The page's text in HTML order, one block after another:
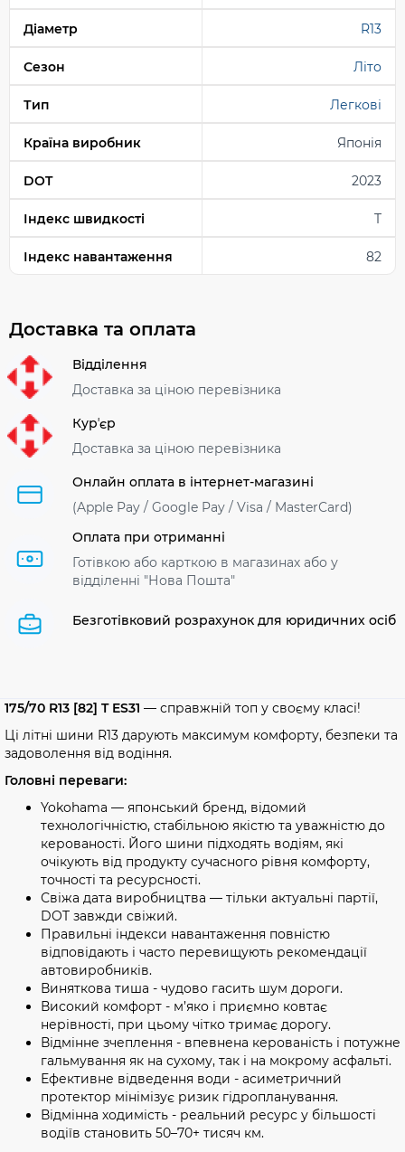
Діаметр R13
Сезон Літо
Тип Легкові
Країна виробник Японія
DOT 2023
Індекс швидкості T
Індекс навантаження 82
Доставка та оплата
Відділення
Доставка за ціною перевізника
Курʼєр
Доставка за ціною перевізника
Онлайн оплата в інтернет-магазині
(Apple Pay / Google Pay / Visa / MasterСard)
Оплата при отриманні
Готівкою або карткою в магазинах або у
відділенні "Нова Пошта"
Безготівковий розрахунок для юридичних осіб
175/70 R13 [82] T ES31 — справжній топ у своєму класі!
Ці літні шини R13 дарують максимум комфорту, безпеки та
задоволення від водіння.
Головні переваги:
Yokohama — японський бренд, відомий
технологічністю, стабільною якістю та уважністю до
керованості. Його шини підходять водіям, які
очікують від продукту сучасного рівня комфорту,
точності та ресурсності.
Свіжа дата виробництва — тільки актуальні партії,
DOT завжди свіжий.
Правильні індекси навантаження повністю
відповідають і часто перевищують рекомендації
автовиробників.
Виняткова тиша - чудово гасить шум дороги.
Високий комфорт - м’яко і приємно ковтає
нерівності, при цьому чітко тримає дорогу.
Відмінне зчеплення - впевнена керованість і потужне
гальмування як на сухому, так і на мокрому асфальті.
Ефективне відведення води - асиметричний
протектор мінімізує ризик гідропланування.
Відмінна ходимість - реальний ресурс у більшості
водіїв становить 50–70+ тисяч км.